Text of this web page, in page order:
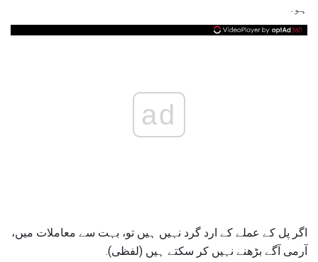
ہو.
ad
اگر پل کے عملے کے ارد گرد نہیں ہیں تو، بہت سے معاملات میں،
آرمی آگے بڑھنے نہیں کر سکتے ہیں (لفظی).